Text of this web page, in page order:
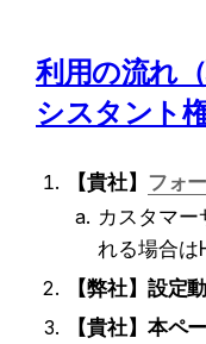
利用の流れ
シスタント権
【貴社】 フォ
カスタマ
れる場合は
【弊社】設定
【貴社】本ペ